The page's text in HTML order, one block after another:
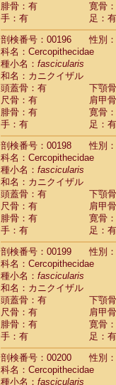
腓骨：有
寛骨
手：有
足：有
剖検番号：00196
性別
科名：Cercopithecidae
種小名： fascicularis
和名：カニクイザル
頭蓋骨：有
下顎
尺骨：有
肩甲
腓骨：有
寛骨
手：有
足：有
剖検番号：00198
性別
科名：Cercopithecidae
種小名： fascicularis
和名：カニクイザル
頭蓋骨：有
下顎
尺骨：有
肩甲
腓骨：有
寛骨
手：有
足：有
剖検番号：00199
性別
科名：Cercopithecidae
種小名： fascicularis
和名：カニクイザル
頭蓋骨：有
下顎
尺骨：有
肩甲
腓骨：有
寛骨
手：有
足：有
剖検番号：00200
性別
科名：Cercopithecidae
種小名： fascicularis